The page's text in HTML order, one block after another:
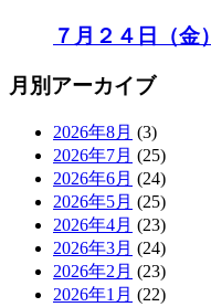
７月２４日（金）
月別アーカイブ
2026年8月 (3)
2026年7月 (25)
2026年6月 (24)
2026年5月 (25)
2026年4月 (23)
2026年3月 (24)
2026年2月 (23)
2026年1月 (22)